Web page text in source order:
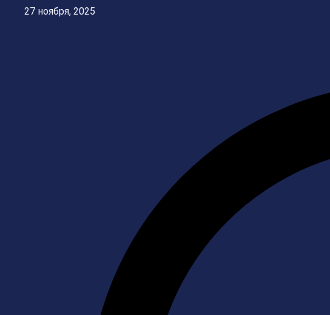
27 ноября, 2025